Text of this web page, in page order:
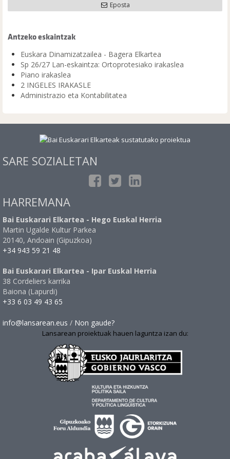
Eposta
Antzeko eskaintzak
Euskara Dinamizatzailea - Bagera Elkartea
Sp 26/27 Lan-eskaintza: Ortoprotesiako irakaslea
Piano irakaslea
2 INGELES IRAKASLE
Administrazio eta Kontabilitatea
SARE SOZIALETAN
HARREMANA
Bai Euskarari Elkartea - Hego Euskal Herria
Martin Ugalde Kultur Parkea
20140, Andoain (Gipuzkoa)
+34 943 59 21 48
Bai Euskarari Elkartea - Ipar Euskal Herria
38 Cordeliers karrika
Baiona (Lapurdi)
+33 6 03 49 43 65
info@lansarean.eus / Non gaude?
Lansarean proiektuak hauen laguntza izan du: